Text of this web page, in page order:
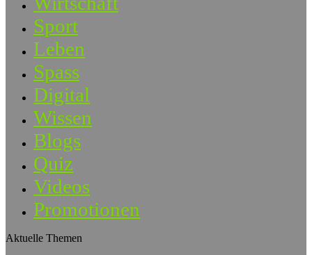
Sport
Leben
Spass
Digital
Wissen
Blogs
Quiz
Videos
Promotionen
Aktuelle Themen